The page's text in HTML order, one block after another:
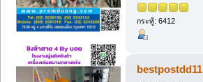
กระทู้: 6412
bestpostdd11